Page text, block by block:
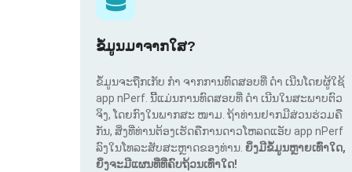
ຂໍ້ມູນມາຈາກໃສ?
ຂໍ້ມູນຈະຖືກເກັບ ກຳ ຈາກການທົດສອບທີ່ ດຳ ເນີນໂດຍຜູ້ໃຊ້
app nPerf. ນີ້ແມ່ນການທົດສອບທີ່ ດຳ ເນີນໃນສະພາບຕົວ
ຈິງ, ໂດຍກົງໃນພາກສະ ໜາມ. ຖ້າທ່ານຢາກມີສ່ວນຮ່ວມຄື
ກັນ, ສິ່ງທີ່ທ່ານຕ້ອງເຮັດຄືການດາວໂຫລດແອັບ app nPerf
ລົງໃນໂທລະສັບສະຫຼາດຂອງທ່ານ. ຍິ່ງມີຂໍ້ມູນຫຼາຍເທົ່າໃດ,
ຍິ່ງຈະມີແຜນທີ່ທີ່ຄົບຖ້ວນເທົ່າໃດ!